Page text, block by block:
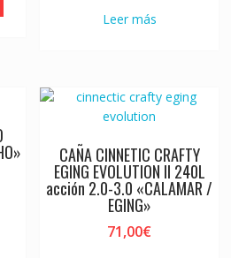
Leer más
CAÑA CINNETIC CRAFTY
EGING EVOLUTION II 240L
acción 2.0-3.0 «CALAMAR /
EGING»
71,00€